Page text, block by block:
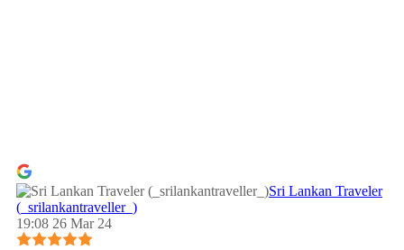
Sri Lankan Traveler
(_srilankantraveller_)
19:08 26 Mar 24